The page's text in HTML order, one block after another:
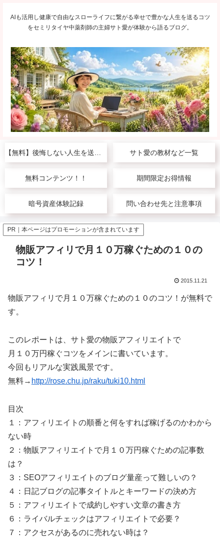
AIも活用し健康で自由なスローライフに繋がる幸せで豊かな人生を送るコツ
をセミリタイヤ中薬剤師の主婦サト愛が体験から語るブログ。
サト愛の教材など一覧
無料コンテンツ！！ 期間限定お得情報
暗号資産体験記録 問い合わせ先と注意事項
PR｜本ページはプロモーションが含まれています
物販アフィリで月１０万稼ぐための１０の
コツ！
2015.11.21
物販アフィリで月１０万稼ぐための１０のコツ！が無料で
す。
このレポートは、サト愛の物販アフィリエイトで
月１０万円稼ぐコツをメインに書いています。
今回もリアルな実践風景です。
無料→ http://rose.chu.jp/raku/tuki10.html
目次
１：アフィリエイトの順番と何をすれば稼げるのかわから
ない時
２：物販アフィリエイトで月１０万円稼ぐための記事数
は？
３：SEOアフィリエイトのブログ量産って難しいの？
４：日記ブログの記事タイトルとキーワードの決め方
５：アフィリエイトで成約しやすい文章の書き方
６：ライバルチェックはアフィリエイトで必要？
７：アクセスがあるのに売れない時は？